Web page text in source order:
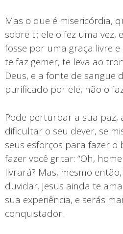
Mas o que é misericórdia,
sobre ti; ele o fez uma vez,
fosse por uma graça livre
te faz gemer, te leva ao
Deus, e a fonte de sangue
purificado por ele, não o
Pode perturbar a sua paz,
dificultar o seu dever, se
seus esforços para fazer o
fazer você gritar: “Oh,
livrará? Mas, mesmo
duvidar. Jesus ainda te
sua experiência, e serás
conquistador.